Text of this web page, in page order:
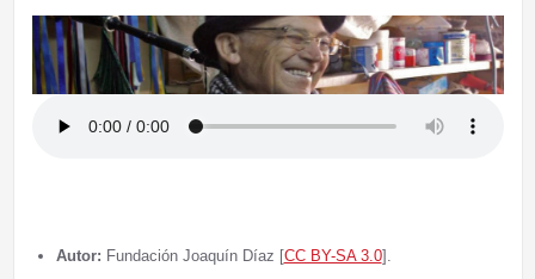
Autor: Fundación Joaquín Díaz [CC BY-SA 3.0].